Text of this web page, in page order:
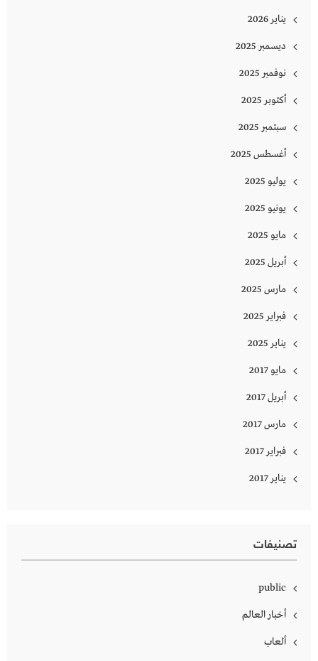
يناير 2026
ديسمبر 2025
نوفمبر 2025
أكتوبر 2025
سبتمبر 2025
أغسطس 2025
يوليو 2025
يونيو 2025
مايو 2025
أبريل 2025
مارس 2025
فبراير 2025
يناير 2025
مايو 2017
أبريل 2017
مارس 2017
فبراير 2017
يناير 2017
تصنيفات
public
أخبار العالم
ألعاب